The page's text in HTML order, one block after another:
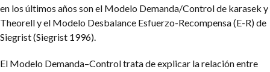
en los últimos años son el Modelo Demanda/Control de karasek y
Theorell y el Modelo Desbalance Esfuerzo-Recompensa (E-R) de
Siegrist (Siegrist 1996).
El Modelo Demanda–Control trata de explicar la relación entre